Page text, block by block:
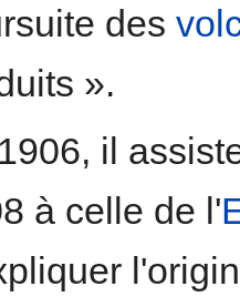
des
».
il
à celle de l'